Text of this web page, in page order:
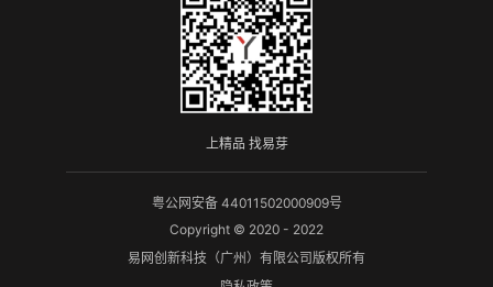
上精品 找易芽
粤公网安备 44011502000909号
Copyright © 2020 - 2022
易网创新科技（广州）有限公司版权所有